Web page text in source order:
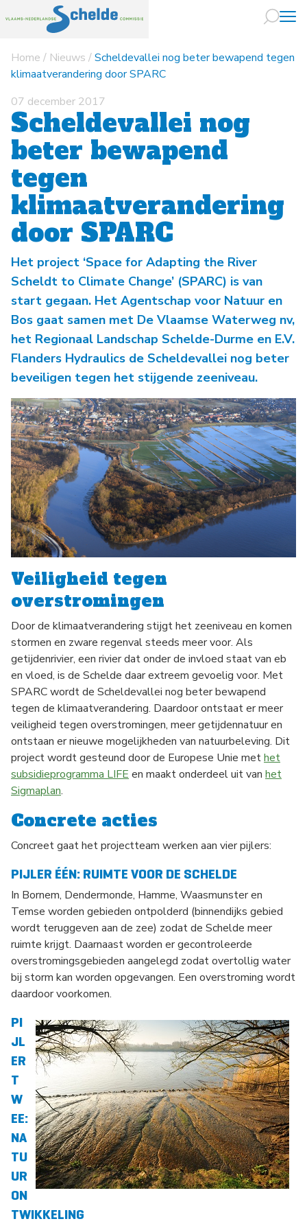
Naar
Home / Nieuws /Scheldevallei nog beter bewapend tegen
klimaatverandering door SPARC
07 december 2017
Scheldevallei nog
beter bewapend
tegen
klimaatverandering
door SPARC
Het project ‘Space for Adapting the River
Scheldt to Climate Change’ (SPARC) is van
start gegaan. Het Agentschap voor Natuur en
Bos gaat samen met De Vlaamse Waterweg nv,
het Regionaal Landschap Schelde-Durme en E.V.
Flanders Hydraulics de Scheldevallei nog beter
beveiligen tegen het stijgende zeeniveau.
Veiligheid tegen
overstromingen
Door de klimaatverandering stijgt het zeeniveau en komen
stormen en zware regenval steeds meer voor. Als
getijdenrivier, een rivier dat onder de invloed staat van eb
en vloed, is de Schelde daar extreem gevoelig voor. Met
SPARC wordt de Scheldevallei nog beter bewapend
tegen de klimaatverandering. Daardoor ontstaat er meer
veiligheid tegen overstromingen, meer getijdennatuur en
ontstaan er nieuwe mogelijkheden van natuurbeleving. Dit
project wordt gesteund door de Europese Unie methet
subsidieprogramma LIFEen maakt onderdeel uit van het
Sigmaplan.
Concrete acties
Concreet gaat het projectteam werken aan vier pijlers:
PIJLER ÉÉN: RUIMTE VOOR DE SCHELDE
In Bornem, Dendermonde, Hamme, Waasmunster en
Temse worden gebieden ontpolderd (binnendijks gebied
wordt teruggeven aan de zee) zodat de Schelde meer
ruimte krijgt. Daarnaast worden er gecontroleerde
overstromingsgebieden aangelegd zodat overtollig water
bij storm kan worden opgevangen. Een overstroming wordt
daardoor voorkomen.
PI
JL
ER
T
W
EE:
NA
TU
UR
ON
TWIKKELING